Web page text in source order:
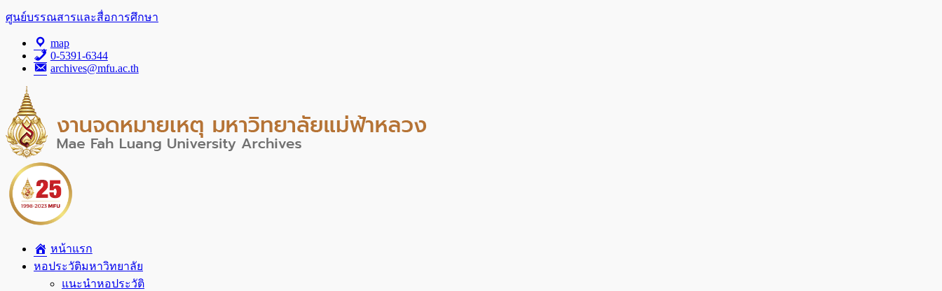
ศูนย์บรรณสารและสื่อการศึกษา
map
0-5391-6344
archives@mfu.ac.th
หน้าแรก
หอประวัติมหาวิทยาลัย
แนะนำหอประวัติ